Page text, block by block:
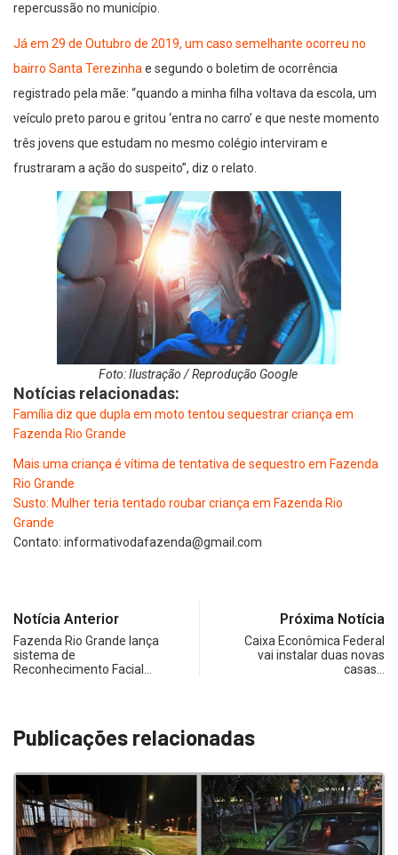
repercussão no município.
Já em 29 de Outubro de 2019, um caso semelhante ocorreu no
bairro Santa Terezinha e segundo o boletim de ocorrência
registrado pela mãe: “quando a minha filha voltava da escola, um
veículo preto parou e gritou ‘entra no carro’ e que neste momento
três jovens que estudam no mesmo colégio interviram e
frustraram a ação do suspeito”, diz o relato.
Foto: Ilustração / Reprodução Google
Notícias relacionadas:
Família diz que dupla em moto tentou sequestrar criança em
Fazenda Rio Grande
Mais uma criança é vítima de tentativa de sequestro em Fazenda
Rio Grande
Susto: Mulher teria tentado roubar criança em Fazenda Rio
Grande
Contato: informativodafazenda@gmail.com
Notícia Anterior
Fazenda Rio Grande lança
sistema de
Reconhecimento Facial…
Próxima Notícia
Caixa Econômica Federal
vai instalar duas novas
casas…
Publicações relacionadas